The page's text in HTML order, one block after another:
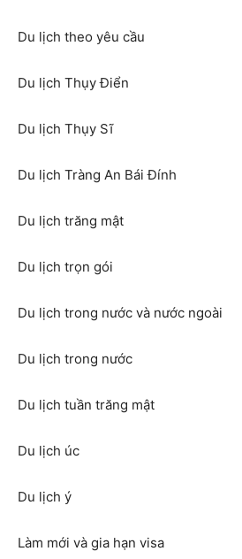
Du lịch theo yêu cầu
Du lịch Thụy Điển
Du lịch Thụy Sĩ
Du lịch Tràng An Bái Đính
Du lịch trăng mật
Du lịch trọn gói
Du lịch trong nước và nước ngoài
Du lịch trong nước
Du lịch tuần trăng mật
Du lịch úc
Du lịch ý
Làm mới và gia hạn visa